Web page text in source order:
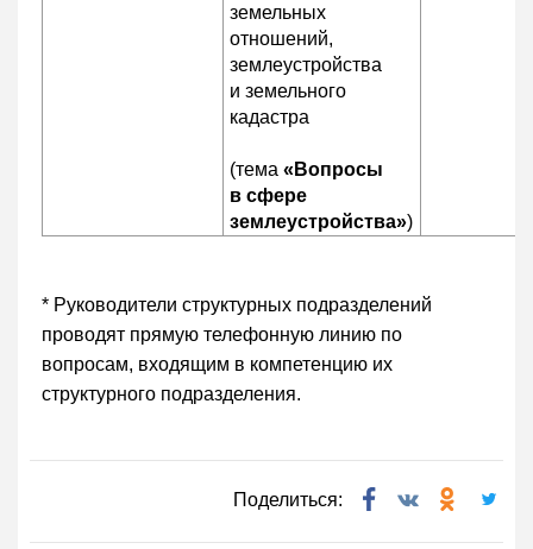
земельных
отношений,
землеустройства
и земельного
кадастра
(тема«Вопросы
в сфере
землеустройства»)
* Руководители структурных подразделений
проводят прямую телефонную линию по
вопросам, входящим в компетенцию их
структурного подразделения.
Поделиться: